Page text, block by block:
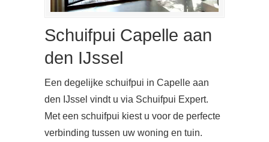
Schuifpui Capelle aan
den IJssel
Een degelijke schuifpui in Capelle aan
den IJssel vindt u via Schuifpui Expert.
Met een schuifpui kiest u voor de perfecte
verbinding tussen uw woning en tuin.